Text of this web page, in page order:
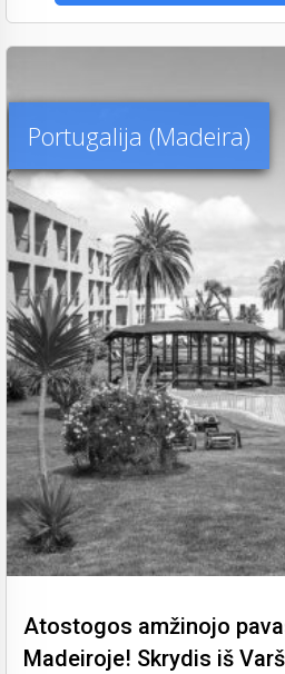
Portugalija (Madeira)
Atostogos amžinojo
Madeiroje! Skrydis iš